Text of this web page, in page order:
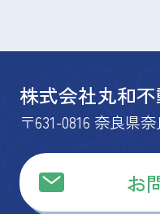
株式会社丸和
〒631-0816 奈良県
お